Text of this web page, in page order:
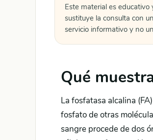
Este material es
sustituye la consulta con
servicio informativo y no
Qué
La fosfatasa alcalina
fosfato de otras
sangre procede de dos